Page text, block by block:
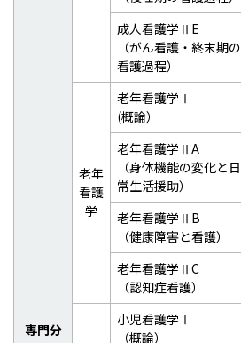
専門分
成人看護学ⅡE
（がん看護・終末期の
看護過程）
老年
看護
学
老年看護学Ⅰ
(概論）
老年看護学ⅡA
（身体機能の変化と日
常生活援助）
老年看護学ⅡB
（健康障害と看護）
老年看護学ⅡC
（認知症看護）
小児看護学Ⅰ
（概論）